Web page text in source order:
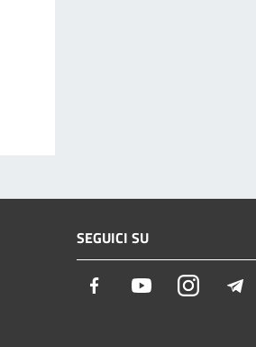
SEGUICI SU
Facebook YoutubeInstagram